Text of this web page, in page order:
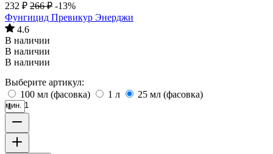
232 ₽ 266 ₽ -13%
Фунгицид Превикур Энерджи
4.6
В наличии
В наличии
В наличии
Выберите артикул:
100 мл (фасовка)
1 л 25 мл (фасовка)
мин. 1